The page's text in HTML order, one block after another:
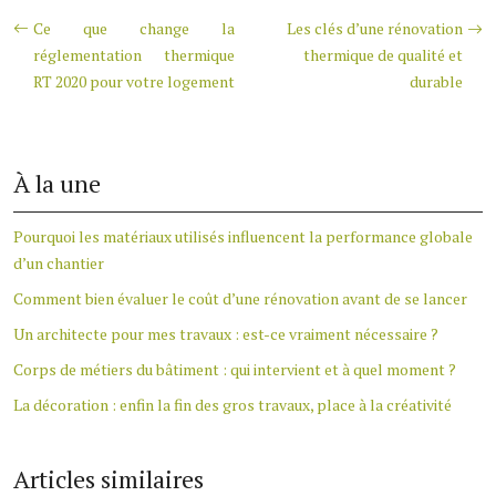
Ce que change la
réglementation thermique
RT 2020 pour votre logement
Les clés d’une rénovation
thermique de qualité et
durable
À la une
Pourquoi les matériaux utilisés influencent la performance globale
d’un chantier
Comment bien évaluer le coût d’une rénovation avant de se lancer
Un architecte pour mes travaux : est-ce vraiment nécessaire ?
Corps de métiers du bâtiment : qui intervient et à quel moment ?
La décoration : enfin la fin des gros travaux, place à la créativité
Articles similaires